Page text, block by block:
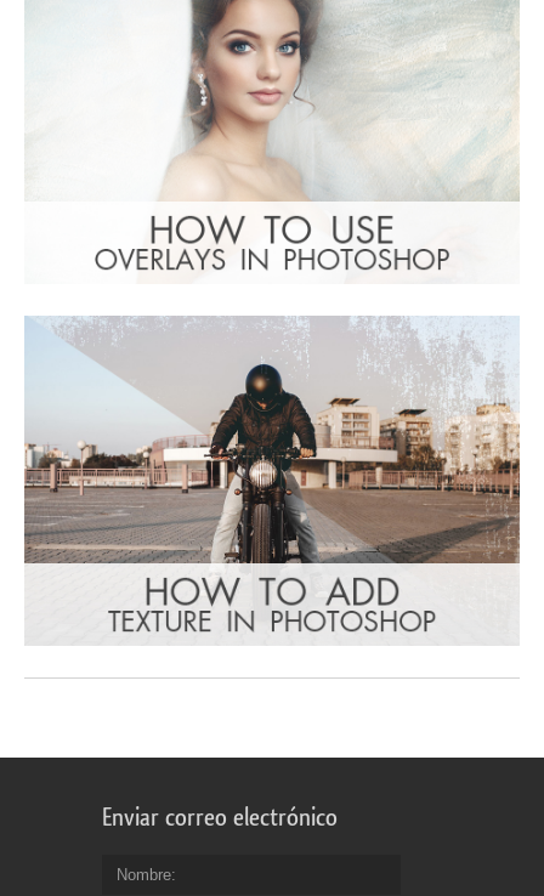
Enviar correo electrónico
Nombre